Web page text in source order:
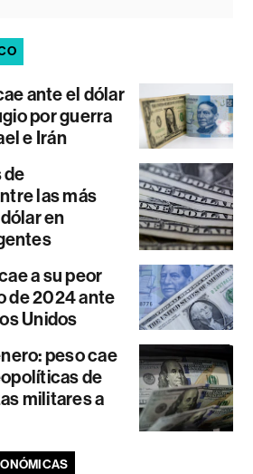
ante el dólar
por guerra
e Irán
de
las más
en
a su peor
de 2024 ante
Unidos
peso cae
de
militares a